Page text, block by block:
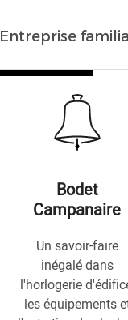
Entreprise
Bodet
Campanaire
Un savoir-faire
inégalé dans
l'horlogerie
les équipements